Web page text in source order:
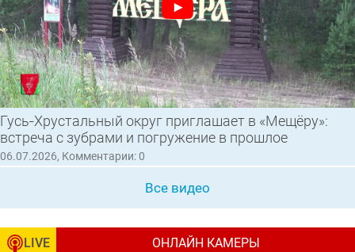
Гусь‑Хрустальный округ приглашает в «Мещёру»:
встреча с зубрами и погружение в прошлое
06.07.2026, Комментарии: 0
Все видео
LIVE ОНЛАЙН КАМЕРЫ